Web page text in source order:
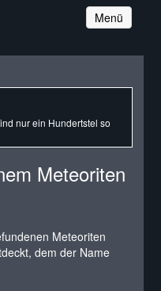
Navigation
Menü
nur ein Hundertstel so
Meteoriten
Meteoriten
dem der Name